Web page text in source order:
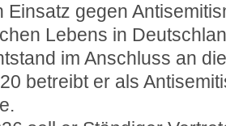
Einsatz gegen
Lebens in
im Anschluss an
betreibt er als